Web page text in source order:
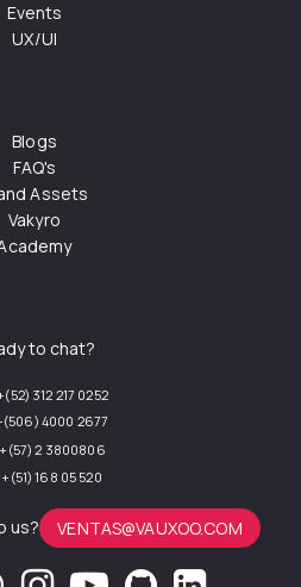
Events
UX/UI
Blogs
FAQ's
Assets
Vakyro
to chat?
312 217 0252
4000 2677
+(57) 2 3800806
+(51) 168 05 520
us? VENTAS@VAUXOO.COM